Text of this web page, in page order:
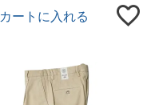
カートに入れる